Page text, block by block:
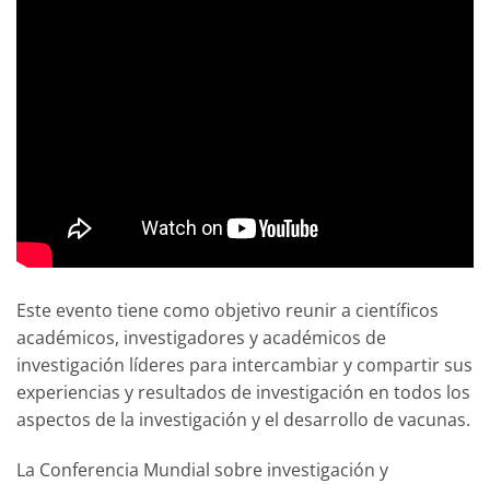
Este evento tiene como objetivo reunir a científicos
académicos, investigadores y académicos de
investigación líderes para intercambiar y compartir sus
experiencias y resultados de investigación en todos los
aspectos de la investigación y el desarrollo de vacunas.
La Conferencia Mundial sobre investigación y